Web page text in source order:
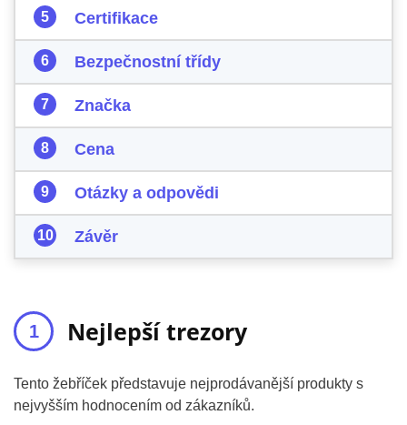
Certifikace
Bezpečnostní třídy
Značka
Cena
Otázky a odpovědi
Závěr
Nejlepší trezory
Tento žebříček představuje nejprodávanější produkty s
nejvyšším hodnocením od zákazníků.